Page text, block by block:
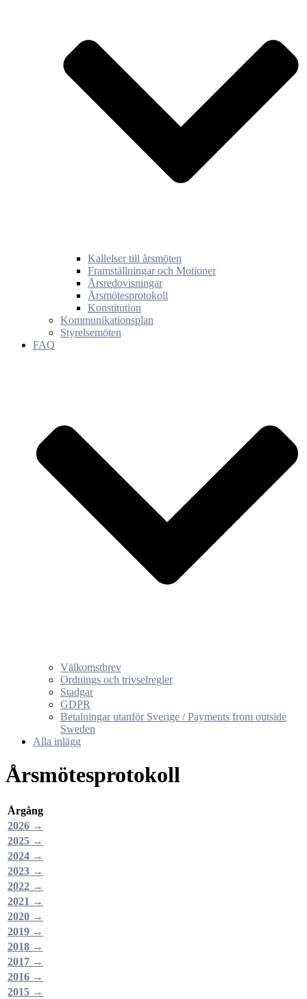
Kallelser till årsmöten
Framställningar och Motioner
Årsredovisningar
Årsmötesprotokoll
Konstitution
Kommunikationsplan
Styrelsemöten
FAQ
Välkomstbrev
Ordnings och trivselregler
Stadgar
GDPR
Betalningar utanför Sverige / Payments from outside
Sweden
Alla inlägg
Årsmötesprotokoll
Årgång
2026 →
2025 →
2024 →
2023 →
2022 →
2021 →
2020 →
2019 →
2018 →
2017 →
2016 →
2015 →